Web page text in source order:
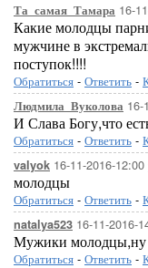
Та_самая_Тамара 16-
Какие молодцы
мужчине в
поступок!!!!
Обратиться - Ответить -
Людмила_Вуколова 16-
И Слава Богу,что
Обратиться - Ответить -
valyok 16-11-2016-12:00
молодцы
Обратиться - Ответить -
natalya523 16-11-2016-
Мужики молодцы,ну
Обратиться - Ответить -